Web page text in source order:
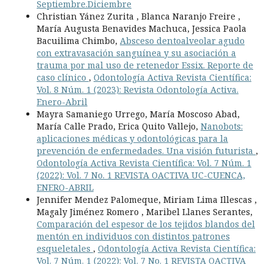
Septiembre.Diciembre
Christian Yánez Zurita , Blanca Naranjo Freire ,
María Augusta Benavides Machuca, Jessica Paola
Bacuilima Chimbo, Absceso dentoalveolar agudo
con extravasación sanguínea y su asociación a
trauma por mal uso de retenedor Essix. Reporte de
caso clínico , Odontología Activa Revista Científica:
Vol. 8 Núm. 1 (2023): Revista Odontología Activa.
Enero-Abril
Mayra Samaniego Urrego, María Moscoso Abad,
María Calle Prado, Erica Quito Vallejo, Nanobots:
aplicaciones médicas y odontológicas para la
prevención de enfermedades. Una visión futurista ,
Odontología Activa Revista Científica: Vol. 7 Núm. 1
(2022): Vol. 7 No. 1 REVISTA OACTIVA UC-CUENCA,
ENERO-ABRIL
Jennifer Mendez Palomeque, Miriam Lima Illescas ,
Magaly Jiménez Romero , Maribel Llanes Serantes,
Comparación del espesor de los tejidos blandos del
mentón en individuos con distintos patrones
esqueletales , Odontología Activa Revista Científica:
Vol. 7 Núm. 1 (2022): Vol. 7 No. 1 REVISTA OACTIVA